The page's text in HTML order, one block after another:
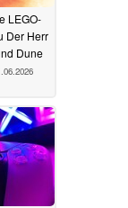
LEGO-
Der Herr
Dune